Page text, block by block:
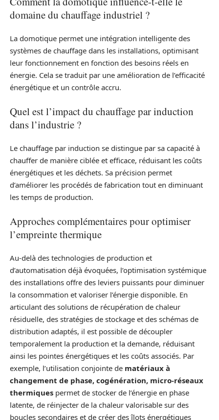
domaine du chauffage industriel ?
La domotique permet une intégration intelligente des
systèmes de chauffage dans les installations, optimisant
leur fonctionnement en fonction des besoins réels en
énergie. Cela se traduit par une amélioration de l’efficacité
énergétique et un contrôle accru.
Quel est l’impact du chauffage par induction
dans l’industrie ?
Le chauffage par induction se distingue par sa capacité à
chauffer de manière ciblée et efficace, réduisant les coûts
énergétiques et les déchets. Sa précision permet
d’améliorer les procédés de fabrication tout en diminuant
les temps de production.
Approches complémentaires pour optimiser
l’empreinte thermique
Au-delà des technologies de production et
d’automatisation déjà évoquées, l’optimisation systémique
des installations offre des leviers puissants pour diminuer
la consommation et valoriser l’énergie disponible. En
articulant des solutions de récupération de chaleur
résiduelle, des stratégies de stockage et des schémas de
distribution adaptés, il est possible de découpler
temporalement la production et la demande, réduisant
ainsi les pointes énergétiques et les coûts associés. Par
exemple, l’utilisation conjointe de matériaux à
changement de phase, cogénération, micro‑réseaux
thermiques permet de stocker de l’énergie en phase
latente, de réinjecter de la chaleur valorisable sur des
boucles secondaires et de créer des îlots énergétiques